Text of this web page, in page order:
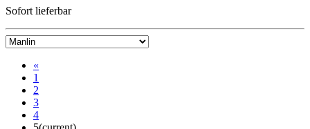
Sofort lieferbar
«
1
2
3
4